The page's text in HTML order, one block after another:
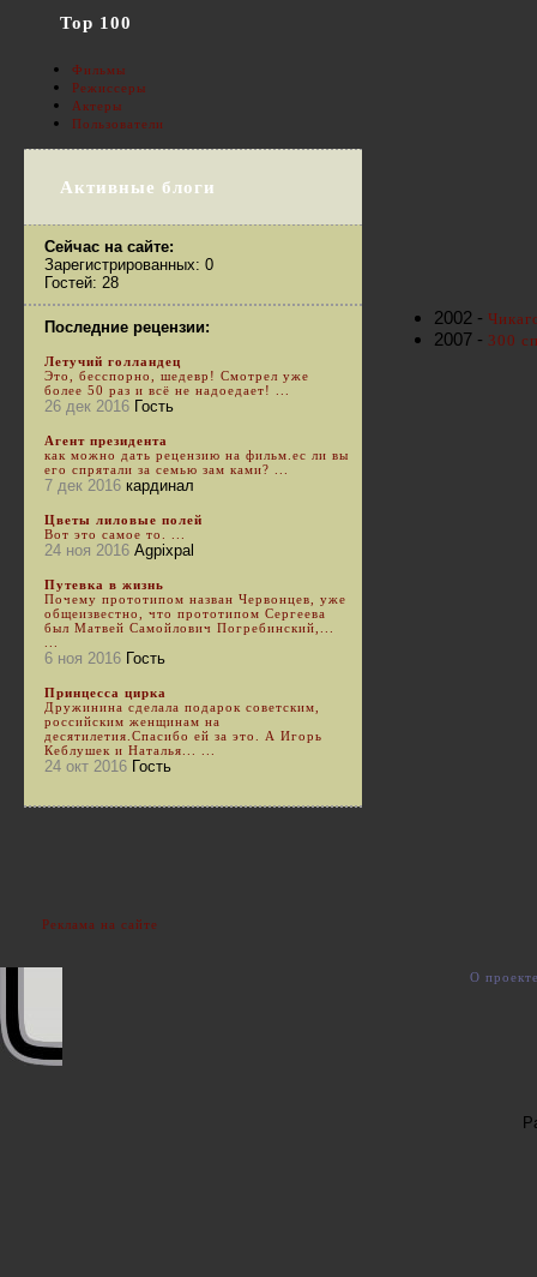
2002 -
2007 - 300
Top 100
Фильмы
Режиссеры
Актеры
Пользователи
Активные блоги
Сейчас на сайте:
Зарегистрированных: 0
Гостей: 28
Последние рецензии:
Летучий голландец
Это, бесспорно, шедевр! Смотрел уже
более 50 раз и всё не надоедает! ...
26 дек 2016 Гость
Агент президента
как можно дать рецензию на фильм.ес ли вы
его спрятали за семью зам ками? ...
7 дек 2016 кардинал
Цветы лиловые полей
Вот это самое то. ...
24 ноя 2016 Agpixpal
Путевка в жизнь
Почему прототипом назван Червонцев, уже
общеизвестно, что прототипом Сергеева
был Матвей Самойлович Погребинский,...
6 ноя 2016 Гость
Принцесса цирка
Дружинина сделала подарок советским,
российским женщинам на
десятилетия.Спасибо ей за это. А Игорь
Кеблушек и Наталья... ...
24 окт 2016 Гость
Реклама на сайте
О